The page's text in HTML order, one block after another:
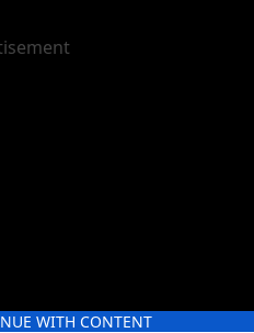
WITH CONTENT